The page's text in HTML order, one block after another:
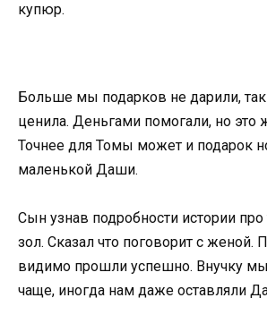
купюр.
Больше мы подарков не дарили,
ценила. Деньгами помогали, но это
Точнее для Томы может и подарок
маленькой Даши.
Сын узнав подробности истории
зол. Сказал что поговорит с женой.
видимо прошли успешно. Внучку мы
чаще, иногда нам даже оставляли